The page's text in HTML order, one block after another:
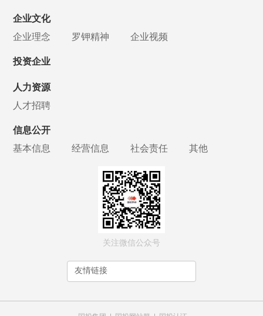
企业文化
企业理念
罗钾精神 企业视频
投资企业
人力资源
人才招聘
信息公开
基本信息
经营信息 社会责任 其他
关注微信公众号
友情链接